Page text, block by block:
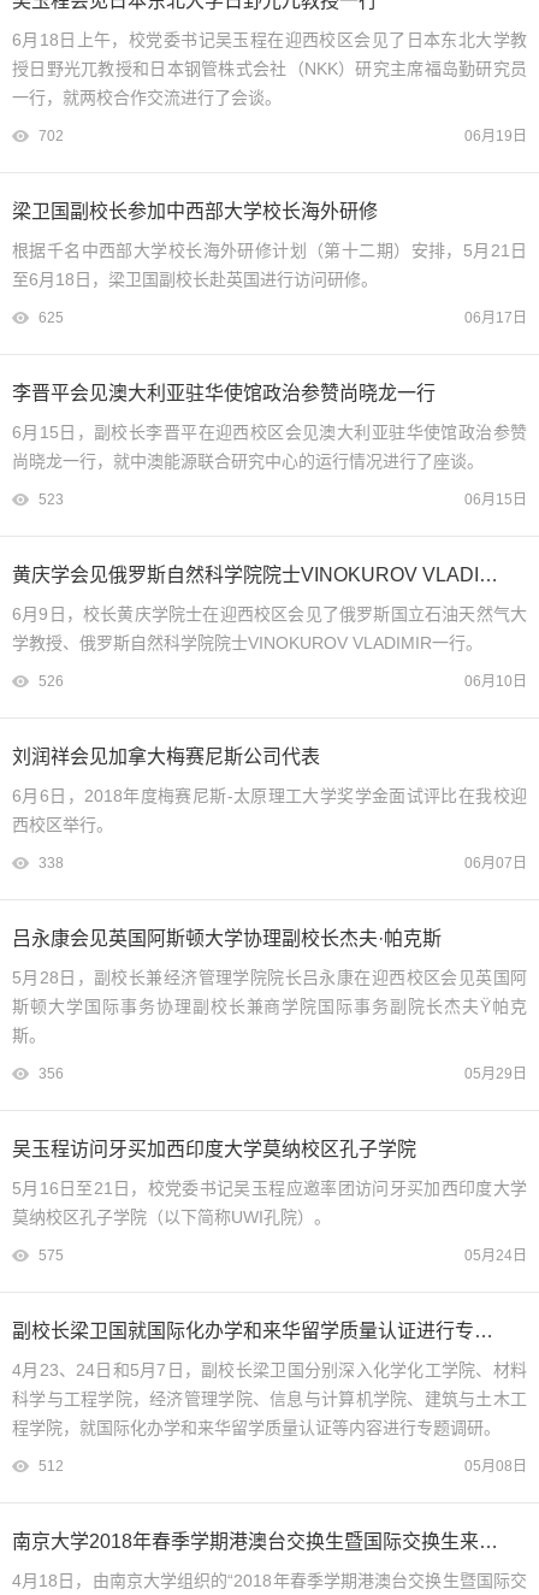
6月18日上午，校党委书记吴玉程在迎西校区会见了日本东北大学教
授日野光兀教授和日本钢管株式会社（NKK）研究主席福岛勤研究员
一行，就两校合作交流进行了会谈。
702 06月19日
梁卫国副校长参加中西部大学校长海外研修
根据千名中西部大学校长海外研修计划（第十二期）安排，5月21日
至6月18日，梁卫国副校长赴英国进行访问研修。
625 06月17日
李晋平会见澳大利亚驻华使馆政治参赞尚晓龙一行
6月15日，副校长李晋平在迎西校区会见澳大利亚驻华使馆政治参赞
尚晓龙一行，就中澳能源联合研究中心的运行情况进行了座谈。
523 06月15日
黄庆学会见俄罗斯自然科学院院士VINOKUROV VLADIMIR一行
6月9日，校长黄庆学院士在迎西校区会见了俄罗斯国立石油天然气大
学教授、俄罗斯自然科学院院士VINOKUROV VLADIMIR一行。
526 06月10日
刘润祥会见加拿大梅赛尼斯公司代表
6月6日，2018年度梅赛尼斯-太原理工大学奖学金面试评比在我校迎
西校区举行。
338 06月07日
吕永康会见英国阿斯顿大学协理副校长杰夫·帕克斯
5月28日，副校长兼经济管理学院院长吕永康在迎西校区会见英国阿
斯顿大学国际事务协理副校长兼商学院国际事务副院长杰夫Ÿ帕克
斯。
356 05月29日
吴玉程访问牙买加西印度大学莫纳校区孔子学院
5月16日至21日，校党委书记吴玉程应邀率团访问牙买加西印度大学
莫纳校区孔子学院（以下简称UWI孔院）。
575 05月24日
副校长梁卫国就国际化办学和来华留学质量认证进行专题调研
4月23、24日和5月7日，副校长梁卫国分别深入化学化工学院、材料
科学与工程学院，经济管理学院、信息与计算机学院、建筑与土木工
程学院，就国际化办学和来华留学质量认证等内容进行专题调研。
512 05月08日
南京大学2018年春季学期港澳台交换生暨国际交换生来校访问
4月18日，由南京大学组织的“2018年春季学期港澳台交换生暨国际交